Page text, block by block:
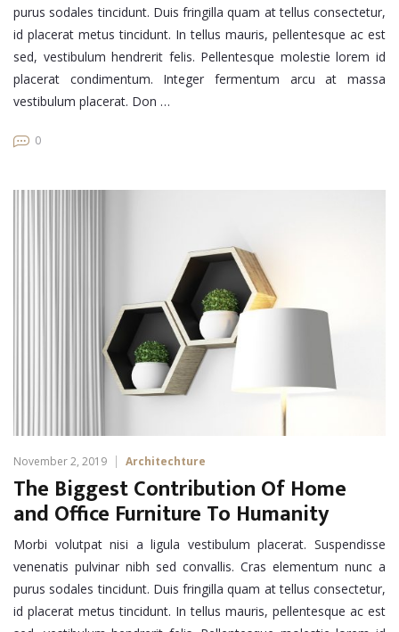
purus sodales tincidunt. Duis fringilla quam at tellus consectetur,
id placerat metus tincidunt. In tellus mauris, pellentesque ac est
sed, vestibulum hendrerit felis. Pellentesque molestie lorem id
placerat condimentum. Integer fermentum arcu at massa
vestibulum placerat. Don …
0
November 2, 2019 Architechture
The Biggest Contribution Of Home
and Office Furniture To Humanity
Morbi volutpat nisi a ligula vestibulum placerat. Suspendisse
venenatis pulvinar nibh sed convallis. Cras elementum nunc a
purus sodales tincidunt. Duis fringilla quam at tellus consectetur,
id placerat metus tincidunt. In tellus mauris, pellentesque ac est